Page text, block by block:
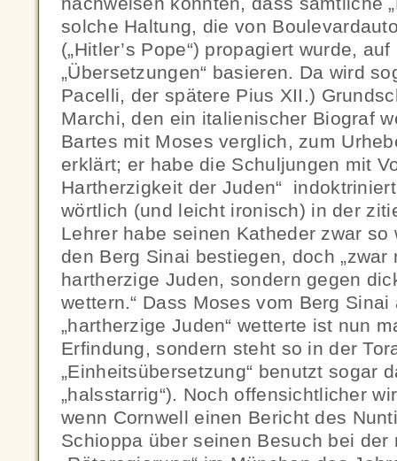
solche Haltung, die von
(„Hitler’s Pope“) propagiert wurde,
„Übersetzungen“ basieren. Da wird
Pacelli, der spätere Pius XII.)
Marchi, den ein italienischer Biograf
Bartes mit Moses verglich, zum
erklärt; er habe die Schuljungen mit
Hartherzigkeit der Juden“
wörtlich (und leicht ironisch) in der
Lehrer habe seinen Katheder zwar
den Berg Sinai bestiegen, doch „zwar
hartherzige Juden, sondern gegen
wettern.“ Dass Moses vom Berg Sinai
„hartherzige Juden“ wetterte ist nun
Erfindung, sondern steht so in der
„Einheitsübersetzung“ benutzt sogar
„halsstarrig“). Noch offensichtlicher
wenn Cornwell einen Bericht des
Schioppa über seinen Besuch bei der